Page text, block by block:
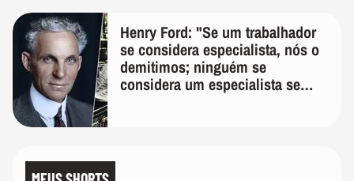
Henry Ford: "Se um trabalhador
se considera especialista, nós o
demitimos; ninguém se
considera um especialista se